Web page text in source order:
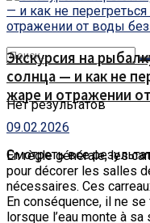
Нет результатов
Смотреть все
Экскурсия на
солнца — и как не
жаре и отражении
09.02.2026
En règle générale, les
pour décorer les salles
nécessaires. Ces
En conséquence, il ne
lorsque l’eau monte à